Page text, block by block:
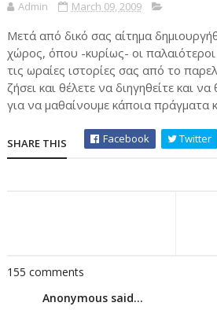
Admin March 09, 2009
Μετά από δικό σας αίτημα
χώρος, όπου -κυρίως- οι
τις ωραίες ιστορίες σας από το
ζήσει και θέλετε να διηγηθείτε και
για να μαθαίνουμε κάποια πράγματα
SHARE THIS Facebook Twitter
155 comments
Anonymous said...